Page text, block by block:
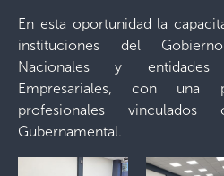
En esta oportunidad la
instituciones del
Nacionales y entidades
Empresariales, con una
profesionales
Gubernamental.